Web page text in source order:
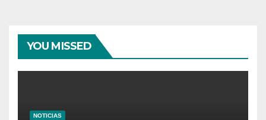
YOU MISSED
NOTICIAS